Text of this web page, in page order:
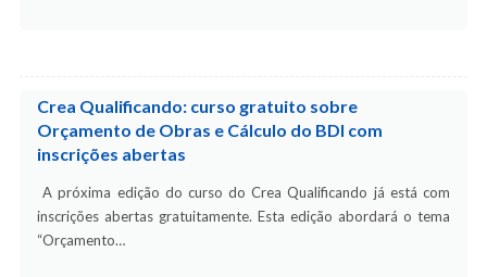
Crea Qualificando: curso gratuito sobre
Orçamento de Obras e Cálculo do BDI com
inscrições abertas
A próxima edição do curso do Crea Qualificando já está com
inscrições abertas gratuitamente. Esta edição abordará o tema
“Orçamento…